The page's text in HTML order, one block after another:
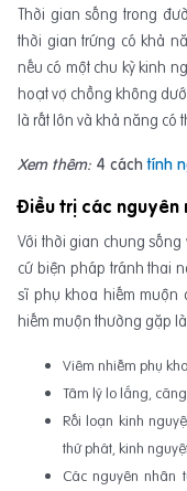
Thời gian sống trong
thời gian trứng có khả
nếu có một chu kỳ kinh
hoạt vợ chồng không
là rất lớn và khả năng có
Xem thêm: 4 cáchtính
Điều trị các nguyên
Với thời gian chung
cứ biện pháp tránh thai
sĩ phụ khoa hiếm muộn
hiếm muộn thường gặp
Viêm nhiễm phụ
Tâm lý lo lắng,
Rối loạn kinh
thứ phát, kinh
Các nguyên nhân